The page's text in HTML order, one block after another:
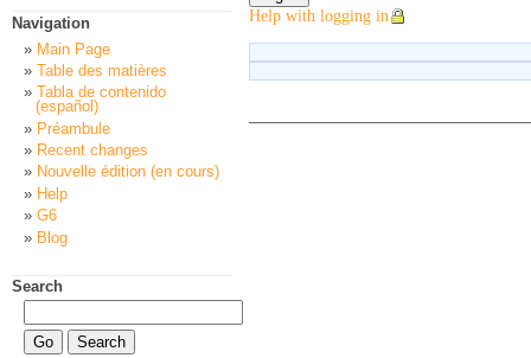
Help with logging in
Navigation
Main Page
Table des matières
Tabla de contenido
(español)
Préambule
Recent changes
Nouvelle édition (en cours)
Help
G6
Blog
Search